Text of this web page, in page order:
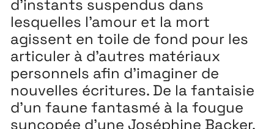
d’instants suspendus dans
lesquelles l’amour et la mort
agissent en toile de fond pour les
articuler à d’autres matériaux
personnels afin d’imaginer de
nouvelles écritures. De la fantaisie
d’un faune fantasmé à la fougue
syncopée d’une Joséphine Backer,